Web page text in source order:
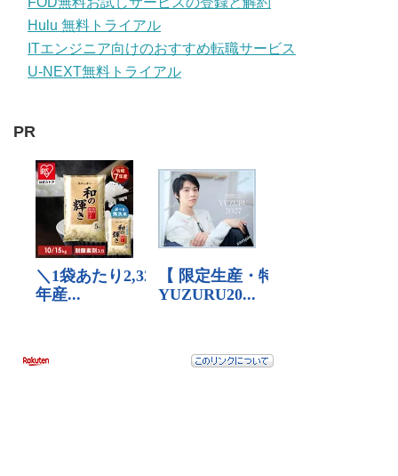
Hulu 無料トライアル
ITエンジニア向けのおすすめ転職サービス
U-NEXT無料トライアル
PR